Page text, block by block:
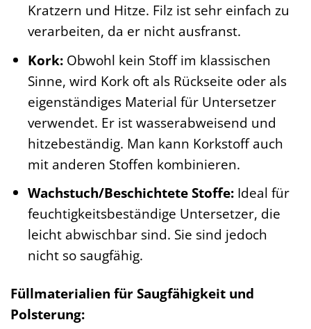
Kratzern und Hitze. Filz ist sehr einfach zu
verarbeiten, da er nicht ausfranst.
Kork:Obwohl kein Stoff im klassischen
Sinne, wird Kork oft als Rückseite oder als
eigenständiges Material für Untersetzer
verwendet. Er ist wasserabweisend und
hitzebeständig. Man kann Korkstoff auch
mit anderen Stoffen kombinieren.
Wachstuch/Beschichtete Stoffe:Ideal für
feuchtigkeitsbeständige Untersetzer, die
leicht abwischbar sind. Sie sind jedoch
nicht so saugfähig.
Füllmaterialien für Saugfähigkeit und
Polsterung: